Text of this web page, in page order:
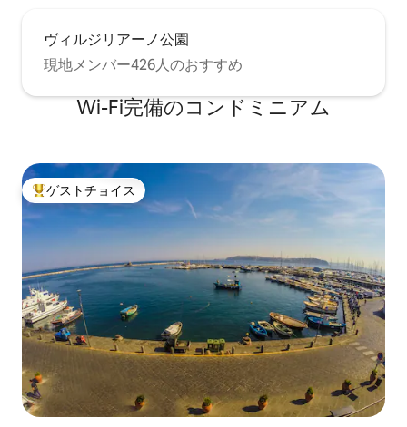
ヴィルジリアーノ公園
現地メンバー426人のおすすめ
Wi-Fi完備のコンドミニアム
大好評のゲストチョイスです。
ゲストチョイス